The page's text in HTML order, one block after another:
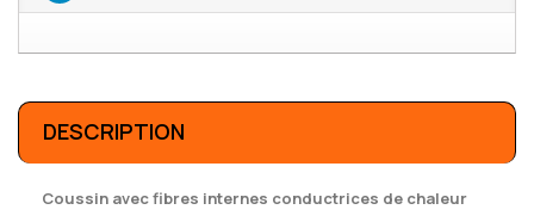
DESCRIPTION
Coussin avec fibres internes conductrices de chaleur